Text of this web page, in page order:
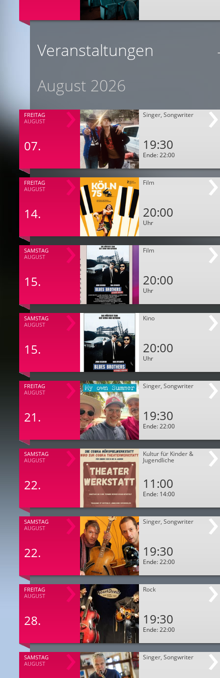
Veranstaltungen
August 2026
FREITAG
AUGUST
07.
Singer, Songwriter
19:30
Ende: 22:00
FREITAG
AUGUST
14.
Film
20:00
Uhr
SAMSTAG
AUGUST
15.
Film
20:00
Uhr
SAMSTAG
AUGUST
15.
Kino
20:00
Uhr
FREITAG
AUGUST
21.
Singer, Songwriter
19:30
Ende: 22:00
SAMSTAG
AUGUST
22.
Kultur für Kinder &
Jugendliche
11:00
Ende: 14:00
SAMSTAG
AUGUST
22.
Singer, Songwriter
19:30
Ende: 22:00
FREITAG
AUGUST
28.
Rock
19:30
Ende: 22:00
SAMSTAG
AUGUST
Singer, Songwriter